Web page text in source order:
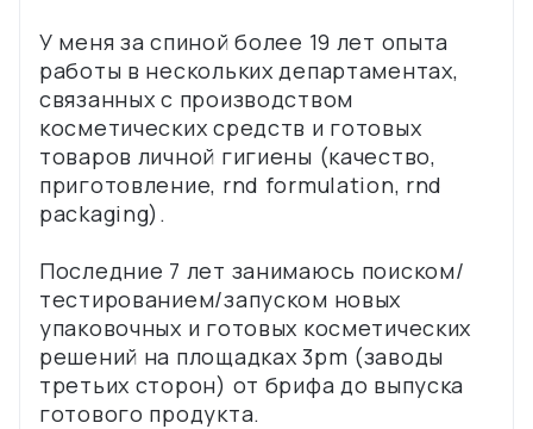
У меня за спиной более 19 лет опыта
работы в нескольких департаментах,
связанных с производством
косметических средств и готовых
товаров личной гигиены (качество,
приготовление, rnd formulation, rnd
packaging).
Последние 7 лет занимаюсь поиском/
тестированием/запуском новых
упаковочных и готовых косметических
решений на площадках 3pm (заводы
третьих сторон) от брифа до выпуска
готового продукта.